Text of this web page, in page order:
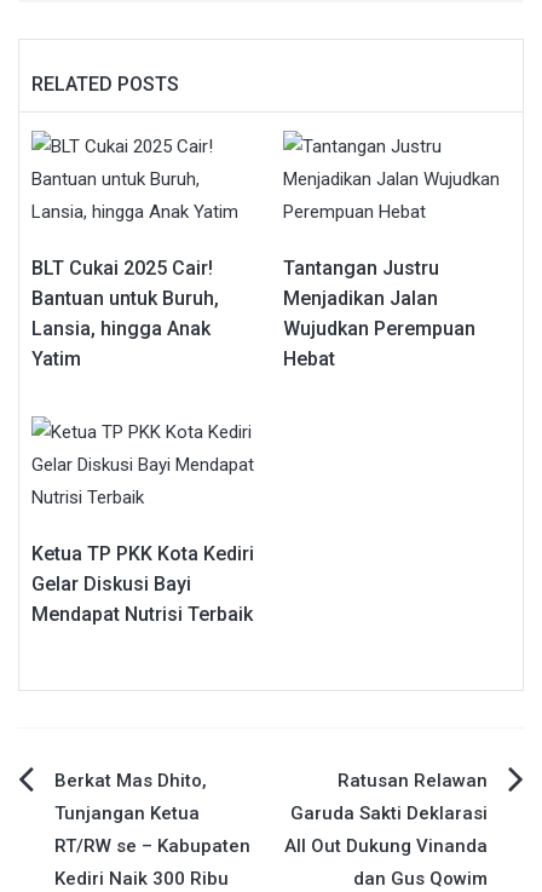
RELATED POSTS
BLT Cukai 2025 Cair!
Bantuan untuk Buruh,
Lansia, hingga Anak
Yatim
Tantangan Justru
Menjadikan Jalan
Wujudkan Perempuan
Hebat
Ketua TP PKK Kota Kediri
Gelar Diskusi Bayi
Mendapat Nutrisi Terbaik
Navigasi
pos
Berkat Mas Dhito,
Tunjangan Ketua
RT/RW se – Kabupaten
Kediri Naik 300 Ribu
Ratusan Relawan
Garuda Sakti Deklarasi
All Out Dukung Vinanda
dan Gus Qowim